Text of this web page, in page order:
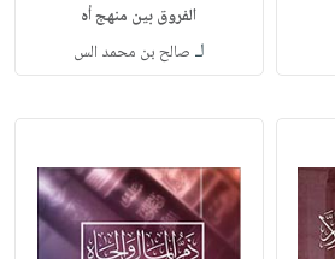
الفروق بين منهج أه
لـ صالح بن محمد الس